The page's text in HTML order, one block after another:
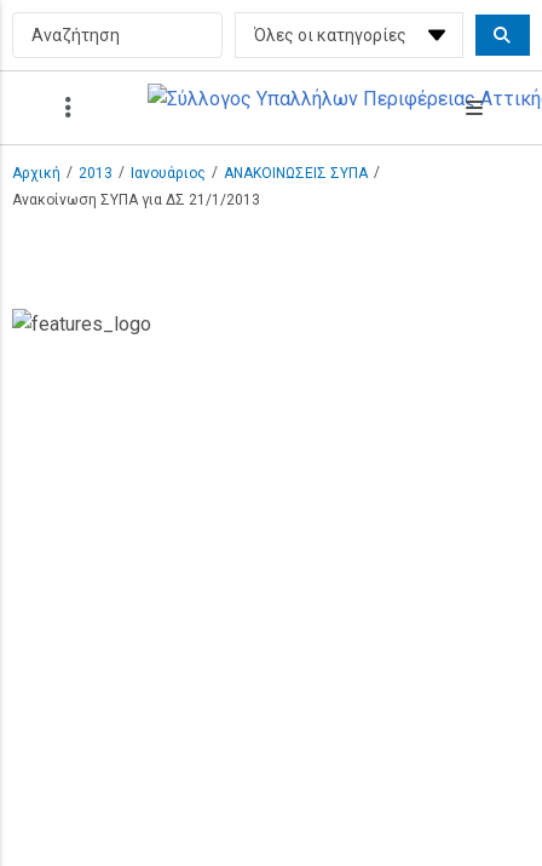
Αρχική / 2013 / Ιανουάριος / ΑΝΑΚΟΙΝΩΣΕΙΣ ΣΥΠΑ /
Ανακοίνωση ΣΥΠΑ για ΔΣ 21/1/2013